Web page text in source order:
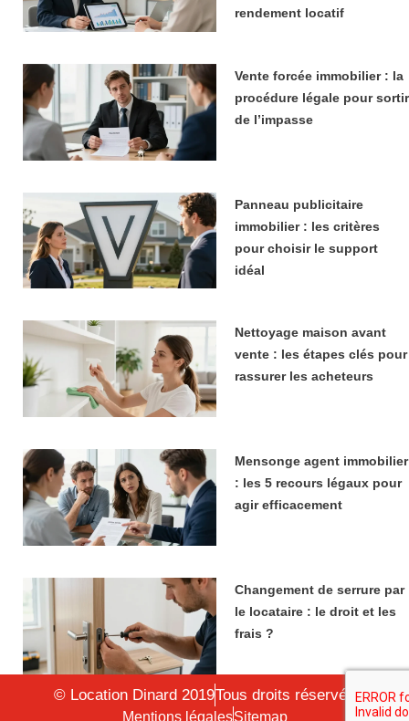
rendement locatif
Vente forcée immobilier : la
procédure légale pour sortir
de l’impasse
Panneau publicitaire
immobilier : les critères
pour choisir le support
idéal
Nettoyage maison avant
vente : les étapes clés pour
rassurer les acheteurs
Mensonge agent immobilier
: les 5 recours légaux pour
agir efficacement
Changement de serrure par
le locataire : le droit et les
frais ?
© Location Dinard 2019Tous droits réservés
Mentions légalesSitemap